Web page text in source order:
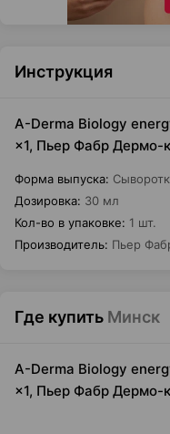
Инструкция
A-Derma Biology
×1, Пьер Фабр Дермо-
Форма выпуска:
Дозировка: 30 мл
Кол-во в упаковке: 1 шт.
Производитель: Пьер
Где купить Минск
A-Derma Biology
×1, Пьер Фабр Дермо-